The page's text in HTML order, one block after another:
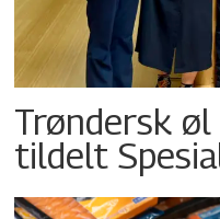
Trøndersk
tildelt